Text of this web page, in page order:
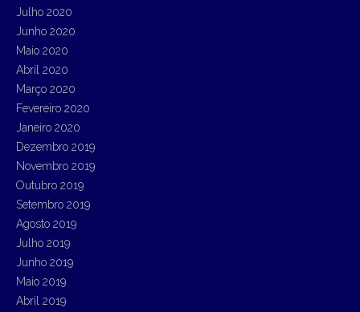
Julho 2020
Junho 2020
Maio 2020
Abril 2020
Março 2020
Fevereiro 2020
Janeiro 2020
Dezembro 2019
Novembro 2019
Outubro 2019
Setembro 2019
Agosto 2019
Julho 2019
Junho 2019
Maio 2019
Abril 2019